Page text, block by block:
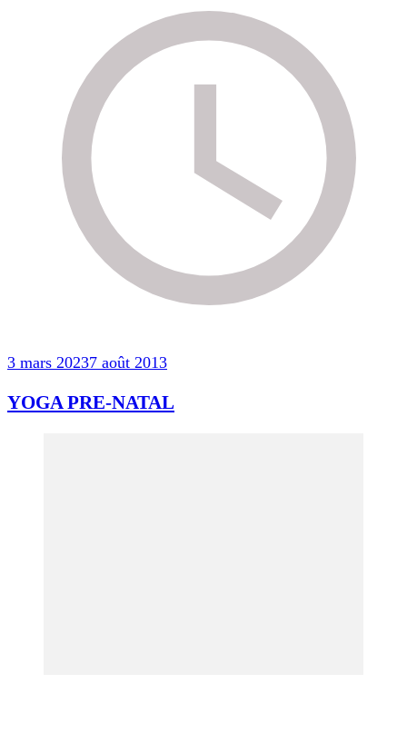
3 mars 20237 août 2013
YOGA PRE-NATAL